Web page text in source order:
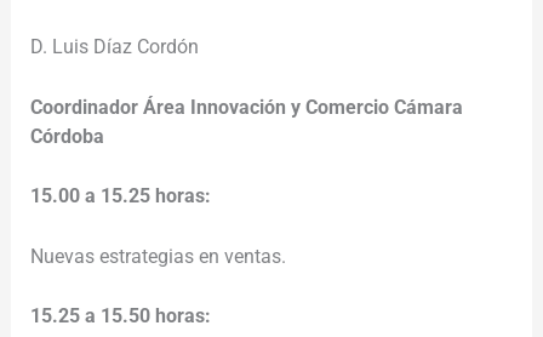
D. Luis Díaz Cordón
Coordinador Área Innovación y Comercio Cámara
Córdoba
15.00 a 15.25 horas:
Nuevas estrategias en ventas.
15.25 a 15.50 horas: